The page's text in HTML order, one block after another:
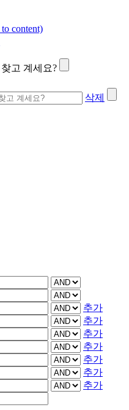
content)
고 계세요?
삭제
추가
추가
추가
추가
추가
추가
추가